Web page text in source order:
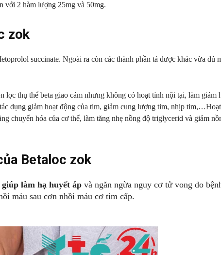
với 2 hàm lượng 25mg và 50mg.
zok
succinate. Ngoài ra còn các thành phần tá dược khác vừa đủ
lọc thụ thể beta giao cảm nhưng không có hoạt tính nội tại, làm giảm
dụng giảm hoạt động của tim, giảm cung lượng tim, nhịp tim,…Hoạt
chuyển hóa của cơ thể, làm tăng nhẹ nồng độ triglycerid và giảm
Betaloc zok
giúp làm hạ huyết áp và ngăn ngừa nguy cơ tử vong do
máu sau cơn nhồi máu cơ tim cấp.